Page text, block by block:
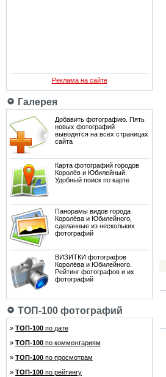
Реклама на сайте
Галерея
Добавить фотографию. Пять
новых фотографий
выводятся на всех страницах
сайта
Карта фотографий городов
Королёв и Юбилейный.
Удобный поиск по карте
Панорамы видов города
Королёва и Юбилейного,
сделанные из нескольких
фотографий
ВИЗИТКИ фотографов
Королёва и Юбилейного.
Рейтинг фотографов и их
фотографий
ТОП-100 фотографий
» ТОП-100 по дате
» ТОП-100 по комментариям
» ТОП-100 по просмотрам
» ТОП-100 по рейтингу